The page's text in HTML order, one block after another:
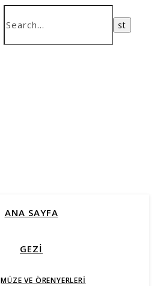
ANA SAYFA
GEZİ
MÜZE VE ÖRENYERLERI